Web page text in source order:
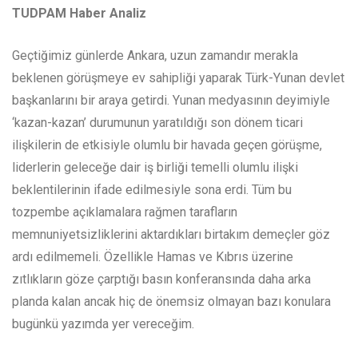
TUDPAM Haber Analiz
Geçtiğimiz günlerde Ankara, uzun zamandır merakla
beklenen görüşmeye ev sahipliği yaparak Türk-Yunan devlet
başkanlarını bir araya getirdi. Yunan medyasının deyimiyle
‘kazan-kazan’ durumunun yaratıldığı son dönem ticari
ilişkilerin de etkisiyle olumlu bir havada geçen görüşme,
liderlerin geleceğe dair iş birliği temelli olumlu ilişki
beklentilerinin ifade edilmesiyle sona erdi. Tüm bu
tozpembe açıklamalara rağmen tarafların
memnuniyetsizliklerini aktardıkları birtakım demeçler göz
ardı edilmemeli. Özellikle Hamas ve Kıbrıs üzerine
zıtlıkların göze çarptığı basın konferansında daha arka
planda kalan ancak hiç de önemsiz olmayan bazı konulara
bugünkü yazımda yer vereceğim.